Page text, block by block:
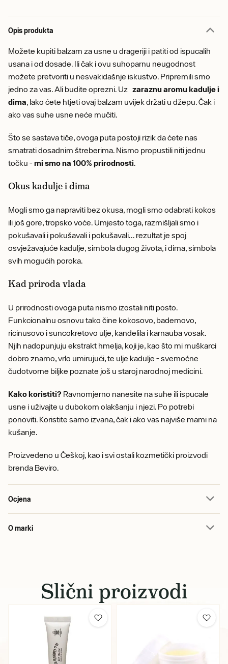
Opis produkta
Možete kupiti balzam za usne u drageriji i patiti od ispucalih
usana i od dosade. Ili čak i ovu suhoparnu neugodnost
možete pretvoriti u nesvakidašnje iskustvo. Pripremili smo
jedno za vas. Ali budite oprezni. Uz zaraznu aromu kadulje i
dima, lako ćete htjeti ovaj balzam uvijek držati u džepu. Čak i
ako vas suhe usne neće mučiti.
Što se sastava tiče, ovoga puta postoji rizik da ćete nas
smatrati dosadnim štreberima. Nismo propustili niti jednu
točku -mi smo na 100% prirodnosti.
Okus kadulje i dima
Mogli smo ga napraviti bez okusa, mogli smo odabrati kokos
ili još gore, tropsko voće. Umjesto toga, razmišljali smo i
pokušavali i pokušavali i pokušavali... rezultat je spoj
osvježavajuće kadulje, simbola dugog života, i dima, simbola
svih mogućih poroka.
Kad priroda vlada
U prirodnosti ovoga puta nismo izostali niti posto.
Funkcionalnu osnovu tako čine kokosovo, bademovo,
ricinusovo i suncokretovo ulje, kandelila i karnauba vosak.
Njih nadopunjuju ekstrakt hmelja, koji je, kao što mi muškarci
dobro znamo, vrlo umirujući, te ulje kadulje - svemoćne
čudotvorne biljke poznate još u staroj narodnoj medicini.
Kako koristiti? Ravnomjerno nanesite na suhe ili ispucale
usne i uživajte u dubokom olakšanju i njezi. Po potrebi
ponoviti. Koristite samo izvana, čak i ako vas najviše mami na
kušanje.
Proizvedeno u Češkoj, kao i svi ostali kozmetički proizvodi
brenda Beviro.
Ocjena
O marki
Slični proizvodi